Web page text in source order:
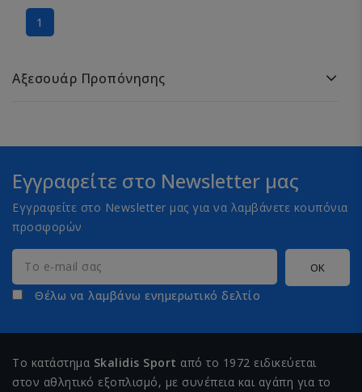
1
Αξεσουάρ Προπόνησης
Εγγραφείτε στο Newsletter μας
Εγγραφείτε στο Newsletter μας για να λαμβάνετε κουπόνια
προσφορών
Θέλω να λαμβάνω ενημερωτικό δελτίο
Το κατάστημα Skalidis Sport από το 1972 ειδικεύεται
στον αθλητικό εξοπλισμό, με συνέπεια και αγάπη για το